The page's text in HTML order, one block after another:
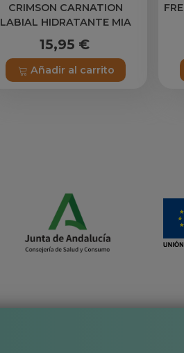
CRIMSON CARNATION
LABIAL HIDRATANTE MIA
15,95 €
Añadir al carrito